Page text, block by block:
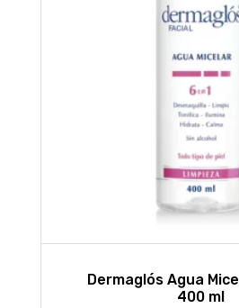
Dermaglós Agua
400 ml